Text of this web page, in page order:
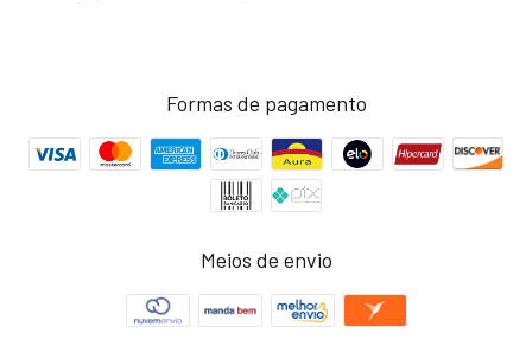
Formas de pagamento
Meios de envio